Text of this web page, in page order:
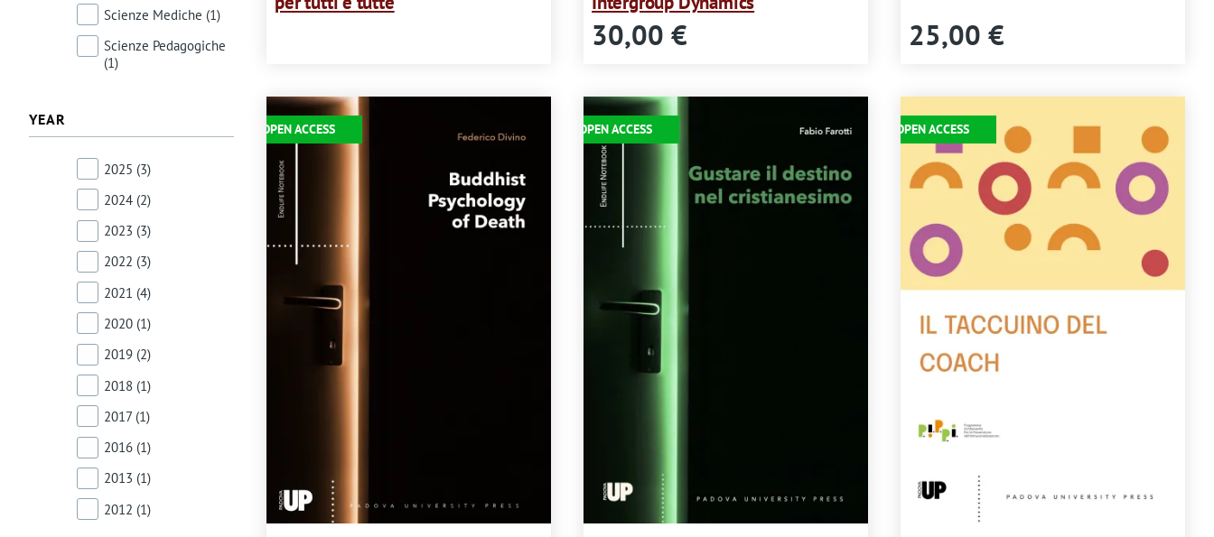
30,00 € 25,00 €
OPEN ACCESS
Immagine
OPEN ACCESS
Immagine
OPEN ACCESS
Scienze Mediche (1)
Scienze Pedagogiche
(1)
YEAR
2025 (3)
2024 (2)
2023 (3)
2022 (3)
2021 (4)
2020 (1)
2019 (2)
2018 (1)
2017 (1)
2016 (1)
2013 (1)
2012 (1)